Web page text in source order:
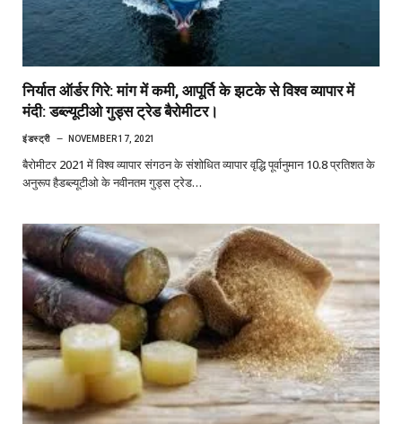
निर्यात ऑर्डर गिरे: मांग में कमी, आपूर्ति के झटके से विश्व व्यापार में
मंदी: डब्ल्यूटीओ गुड्स ट्रेड बैरोमीटर।
इंडस्ट्री NOVEMBER 17, 2021
बैरोमीटर 2021 में विश्व व्यापार संगठन के संशोधित व्यापार वृद्धि पूर्वानुमान 10.8 प्रतिशत के
अनुरूप हैडब्ल्यूटीओ के नवीनतम गुड्स ट्रेड…